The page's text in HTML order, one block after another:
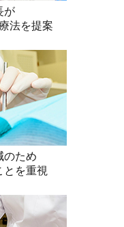
が
法を提案
のため
とを重視